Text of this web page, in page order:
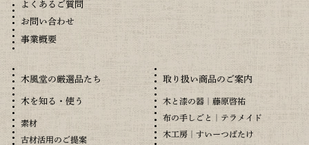
よくあるご質問
お問い合わせ
事業概要
木風堂の厳選品たち
木を知る・使う
素材
古材活用のご提案
取り扱い商品のご案内
木と漆の器｜藤原啓祐
布の手しごと｜テラメイド
木工房｜すいーつばたけ